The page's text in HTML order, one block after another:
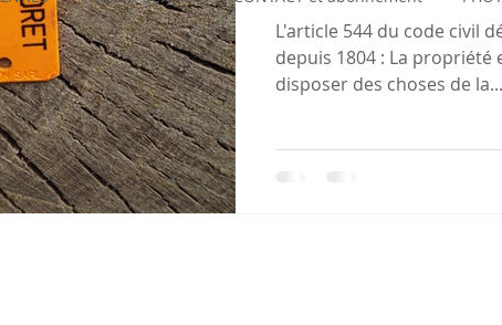
L'article 544 du code civil
depuis 1804 : La
disposer des choses de la...